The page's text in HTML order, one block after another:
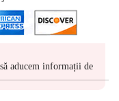
aducem informații de